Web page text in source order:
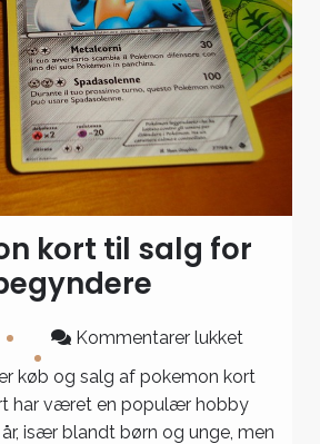
kort til salg for
Kommentarer lukket
til
køb og salg af pokemon kort
har været en populær hobby
især blandt børn og unge, men